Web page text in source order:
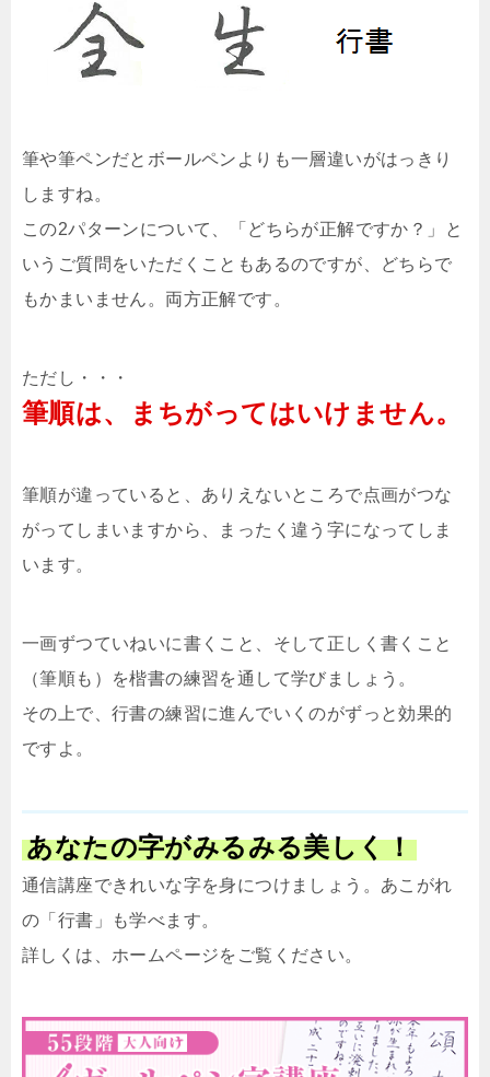
筆や筆ペンだとボールペンよりも一層違いがはっきり
しますね。
この2パターンについて、「どちらが正解ですか？」と
いうご質問をいただくこともあるのですが、どちらで
もかまいません。両方正解です。
ただし・・・
筆順は、まちがってはいけません。
筆順が違っていると、ありえないところで点画がつな
がってしまいますから、まったく違う字になってしま
います。
一画ずつていねいに書くこと、そして正しく書くこと
（筆順も）を楷書の練習を通して学びましょう。
その上で、行書の練習に進んでいくのがずっと効果的
ですよ。
あなたの字がみるみる美しく！
通信講座できれいな字を身につけましょう。あこがれ
の「行書」も学べます。
詳しくは、ホームページをご覧ください。